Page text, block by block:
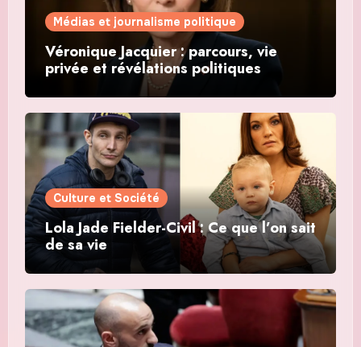
Médias et journalisme politique
Véronique Jacquier : parcours, vie
privée et révélations politiques
Culture et Société
Lola Jade Fielder-Civil : Ce que l’on sait
de sa vie